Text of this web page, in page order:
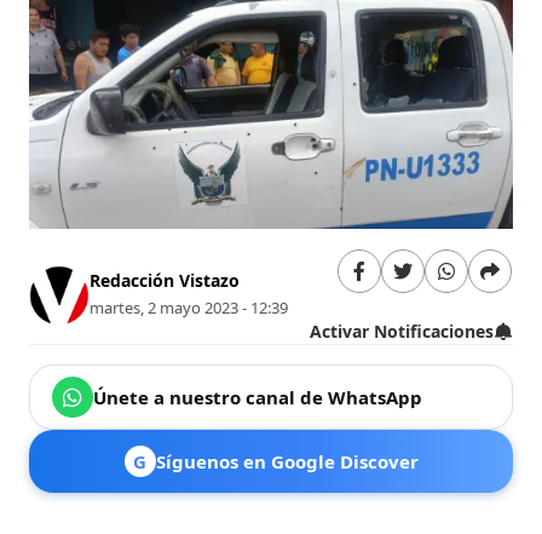
Redacción Vistazo
martes, 2 mayo 2023 - 12:39
Activar Notificaciones
Únete a nuestro canal de WhatsApp
G Síguenos en Google Discover